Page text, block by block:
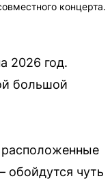
концерта.
2026 год.
большой
обойдутся чуть